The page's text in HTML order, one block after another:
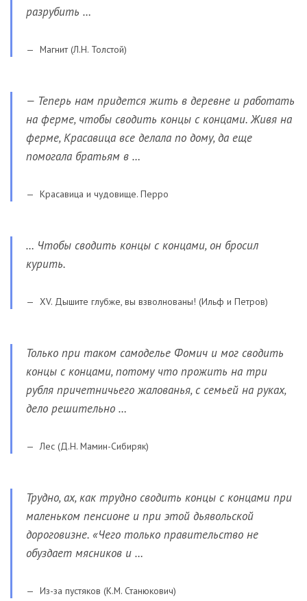
разрубить …
Магнит (Л.Н. Толстой)
— Теперь нам придется жить в деревне и работать
на ферме, чтобы сводить концы с концами. Живя на
ферме, Красавица все делала по дому, да еще
помогала братьям в …
Красавица и чудовище. Перро
… Чтобы сводить концы с концами, он бросил
курить.
XV. Дышите глубже, вы взволнованы! (Ильф и Петров)
Только при таком самоделье Фомич и мог сводить
концы с концами, потому что прожить на три
рубля причетничьего жалованья, с семьей на руках,
дело решительно …
Лес (Д.Н. Мамин-Сибиряк)
Трудно, ах, как трудно сводить концы с концами при
маленьком пенсионе и при этой дьявольской
дороговизне. «Чего только правительство не
обуздает мясников и …
Из-за пустяков (К.М. Станюкович)